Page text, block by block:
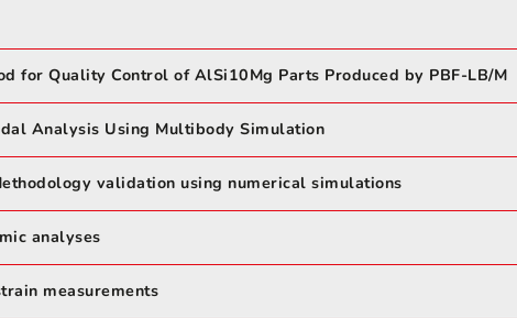
for Quality Control of AlSi10Mg Parts Produced by PBF-LB/M
Analysis Using Multibody Simulation
validation using numerical simulations
analyses
measurements